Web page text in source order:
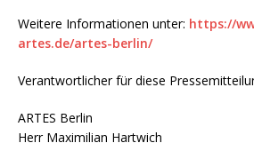
Weitere Informationen unter: https://
artes.de/artes-berlin/
Verantwortlicher für diese
ARTES Berlin
Herr Maximilian Hartwich